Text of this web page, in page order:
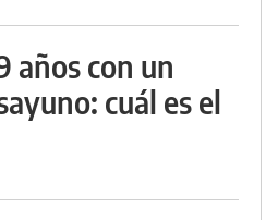
años con un
cuál es el